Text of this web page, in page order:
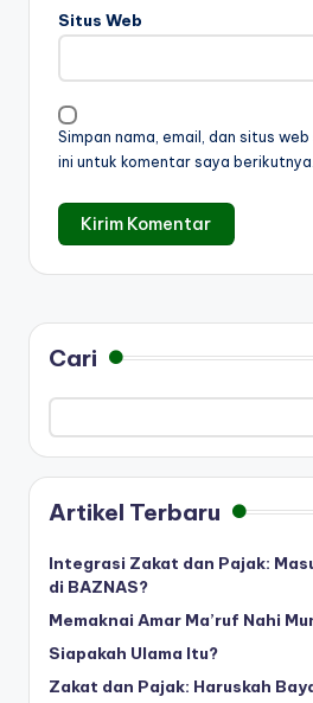
Situs Web
Simpan nama, email, dan situs
ini untuk komentar saya berikutnya.
Cari
Artikel Terbaru
Integrasi Zakat dan Pajak:
di BAZNAS?
Memaknai Amar Ma’ruf Nahi
Siapakah Ulama Itu?
Zakat dan Pajak: Haruskah